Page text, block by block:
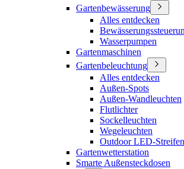
Gartenbewässerung
Alles entdecken
Wasserpumpen
Gartenmaschinen
Gartenbeleuchtung
Alles entdecken
Außen-Spots
Außen-Wandleuchten
Flutlichter
Sockelleuchten
Wegeleuchten
Outdoor LED-Streifen
Gartenwetterstation
Smarte Außensteckdosen